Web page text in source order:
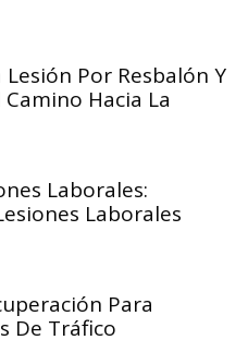
Por Resbalón Y
Hacia La
Laborales:
Laborales
Para
De Tráfico